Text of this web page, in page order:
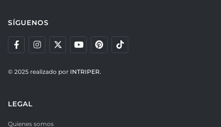
SÍGUENOS
© 2025 realizado por INTRIPER.
LEGAL
Quienes somos